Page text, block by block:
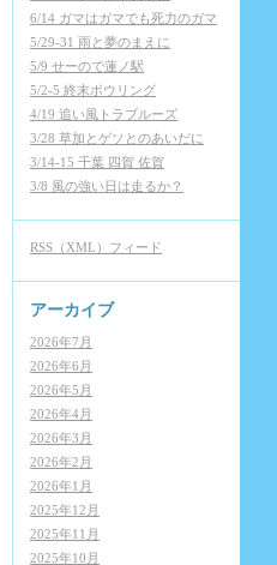
6/14 ガマはガマでも死力のガマ
5/29-31 雨と夢のまえに
5/9 せーので蓮ノ駅
5/2-5 終末ボウリング
4/19 追い風トラブルーズ
3/28 草加とゲソとのあいだに
3/14-15 千葉 四賀 佐賀
3/8 風の強い日は走るか？
RSS（XML）フィード
アーカイブ
2026年7月
2026年6月
2026年5月
2026年4月
2026年3月
2026年2月
2026年1月
2025年12月
2025年11月
2025年10月